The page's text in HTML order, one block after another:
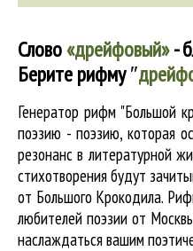
Слово«дрейфовый»-
Берите рифму″
Генератор рифм "Большой
поэзию - поэзию, которая
резонанс в литературной
стихотворения будут
от Большого Крокодила.
любителей поэзии от
наслаждаться вашим